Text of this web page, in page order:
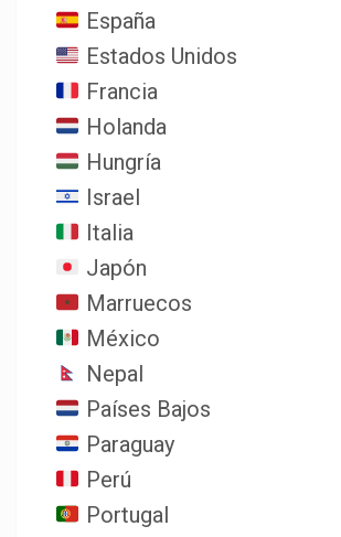
España
Estados Unidos
Francia
Holanda
Hungría
Israel
Italia
Japón
Marruecos
México
Nepal
Países Bajos
Paraguay
Perú
Portugal